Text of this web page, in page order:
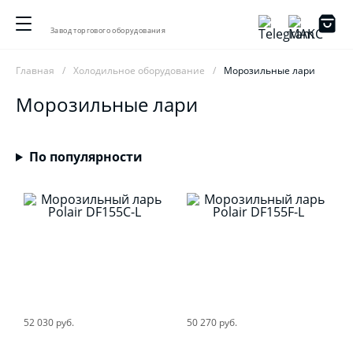
Завод торгового оборудования
Главная Холодильное оборудование Морозильные лари
Морозильные лари
По популярности
52 030 руб.
50 270 руб.